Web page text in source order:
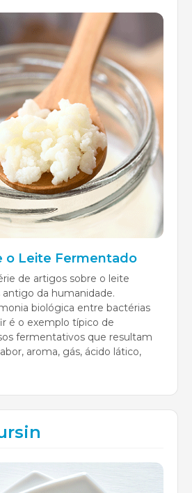
o Leite Fermentado
de artigos sobre o leite
da humanidade.
biológica entre bactérias
é o exemplo típico de
fermentativos que resultam
aroma, gás, ácido lático,